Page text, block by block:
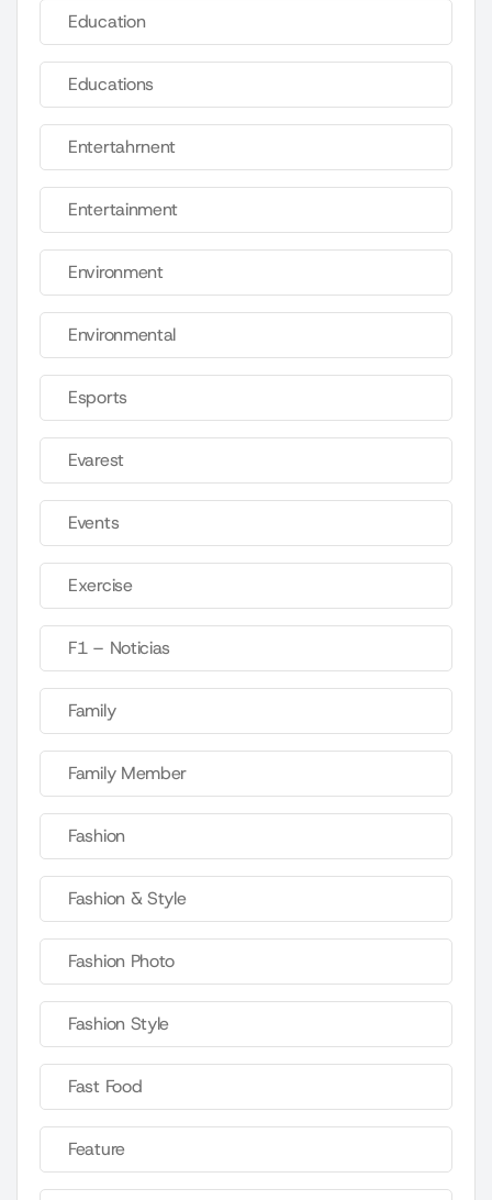
Education
Educations
Entertahrnent
Entertainment
Environment
Environmental
Esports
Evarest
Events
Exercise
F1 – Noticias
Family
Family Member
Fashion
Fashion & Style
Fashion Photo
Fashion Style
Fast Food
Feature